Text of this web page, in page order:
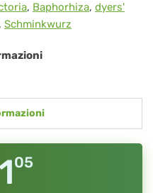
, Baphorhiza, dyers'
, Schminkwurz
05